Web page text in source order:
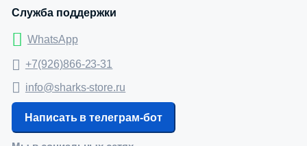
Служба поддержки
WhatsApp
+7(926)866-23-31
info@sharks-store.ru
Написать в телеграм-бот